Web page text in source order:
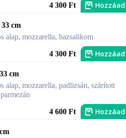
4 300 Ft Hozzáad
cm
alap, mozzarella, bazsalikom
4 300 Ft Hozzáad
cm
alap, mozzarella, padlizsán, szárított
4 600 Ft Hozzáad